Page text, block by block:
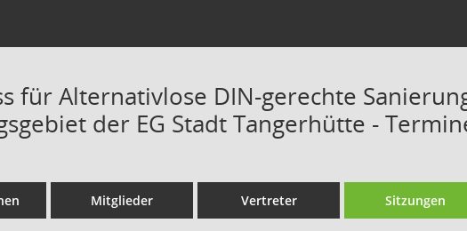
für Alternativlose DIN-gerechte
der EG Stadt Tangerhütte -
Mitglieder Vertreter Sitzungen